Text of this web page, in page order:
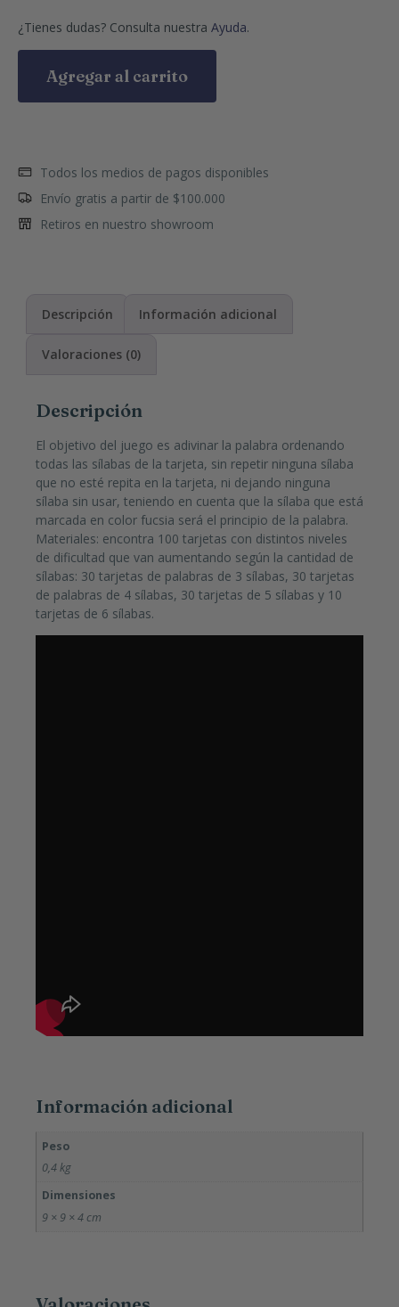
¿Tienes dudas? Consulta nuestra Ayuda.
Agregar al carrito
Todos los medios de pagos disponibles
Envío gratis a partir de $100.000
Retiros en nuestro showroom
Descripción Información adicional
Valoraciones (0)
Descripción
El objetivo del juego es adivinar la palabra ordenando
todas las sílabas de la tarjeta, sin repetir ninguna sílaba
que no esté repita en la tarjeta, ni dejando ninguna
sílaba sin usar, teniendo en cuenta que la sílaba que está
marcada en color fucsia será el principio de la palabra.
Materiales: encontra 100 tarjetas con distintos niveles
de dificultad que van aumentando según la cantidad de
sílabas: 30 tarjetas de palabras de 3 sílabas, 30 tarjetas
de palabras de 4 sílabas, 30 tarjetas de 5 sílabas y 10
tarjetas de 6 sílabas.
Información adicional
Peso
0,4 kg
Dimensiones
9 × 9 × 4 cm